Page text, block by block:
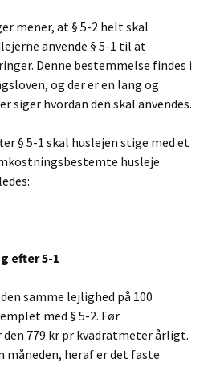
mener, at § 5-2 helt skal
anvende § 5-1 til at
Denne bestemmelse findes i
og der er en lang og
siger hvordan den skal anvendes.
§ 5-1 skal huslejen stige med et
husleje.
efter 5-1
samme lejlighed på 100
med § 5-2. Før
779 kr pr kvadratmeter årligt.
måneden, heraf er det faste